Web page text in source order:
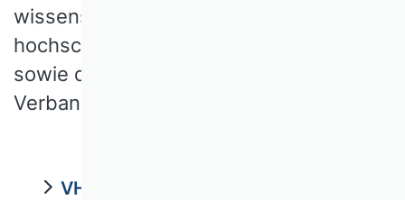
wissenschafts- und
hochschulpolitischer Fragestellungen
sowie der persönlichen Begegnung der
Verbandsmitglieder.
VHB Tagung 2026